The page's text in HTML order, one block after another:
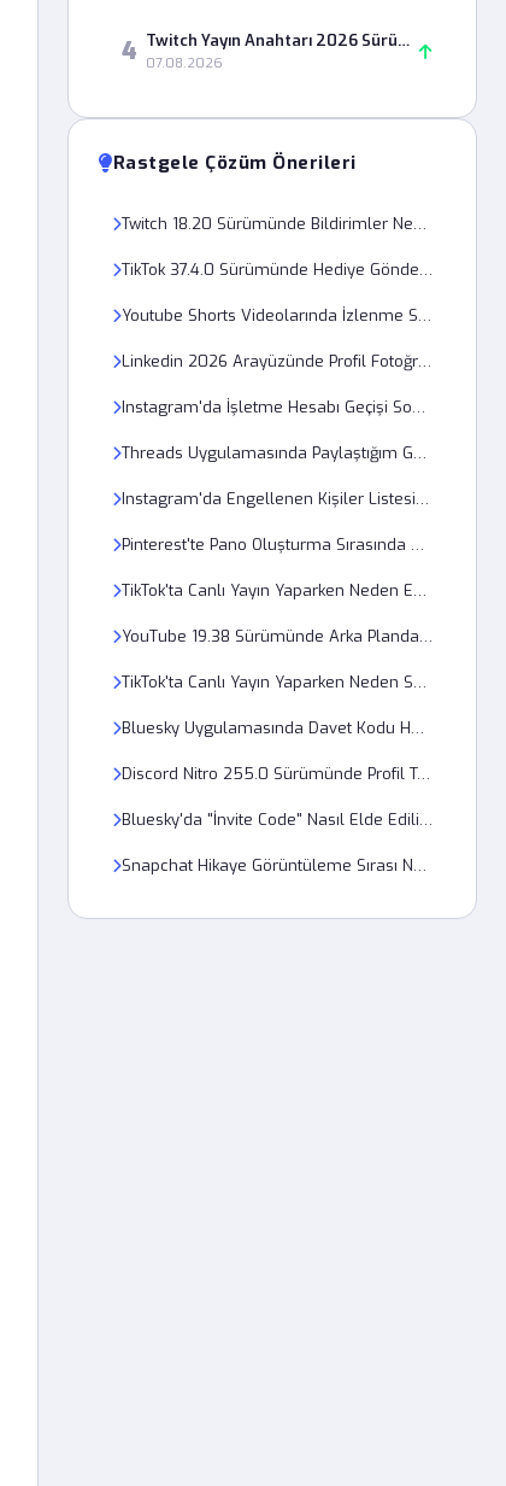
4 Twitch Yayın Anahtarı 2026 Sürümünde Neden Geçersiz Olarak Görünüyor?
07.08.2026
Rastgele Çözüm Önerileri
Twitch 18.20 Sürümünde Bildirimler Neden Geç Geliyor?
TikTok 37.4.0 Sürümünde Hediye Gönderimi Neden Başarısız Oluyor?
Youtube Shorts Videolarında İzlenme Sayısının Donması Teknik bir Hata mı?
Linkedin 2026 Arayüzünde Profil Fotoğrafı Yüklerken Oluşan 500 Sunucu Hatası Ne Anlama Gelir?
Instagram'da İşletme Hesabı Geçişi Sonrası Analiz Verileri Neden Sıfırlandı?
Threads Uygulamasında Paylaştığım Gönderiyi Başkaları Neden Göremiyor?
Instagram'da Engellenen Kişiler Listesi Neden Yüklenmiyor?
Pinterest'te Pano Oluşturma Sırasında 503 Sunucu Hatası Neden Olur?
TikTok'ta Canlı Yayın Yaparken Neden Ekran Donması Yaşıyorum?
YouTube 19.38 Sürümünde Arka Planda Oynatma Neden Duruyor?
TikTok'ta Canlı Yayın Yaparken Neden Sesim Gitmiyor?
Bluesky Uygulamasında Davet Kodu Hatası Nasıl Giderilir?
Discord Nitro 255.0 Sürümünde Profil Teması Neden Değişmiyor?
Bluesky'da "İnvite Code" Nasıl Elde Edilir? - Adım Adım Rehber
Snapchat Hikaye Görüntüleme Sırası Neden Karışık Çıkıyor?